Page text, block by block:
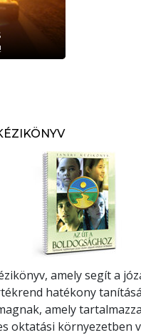
amely segít a
hatékony
amely
oktatási környezetben